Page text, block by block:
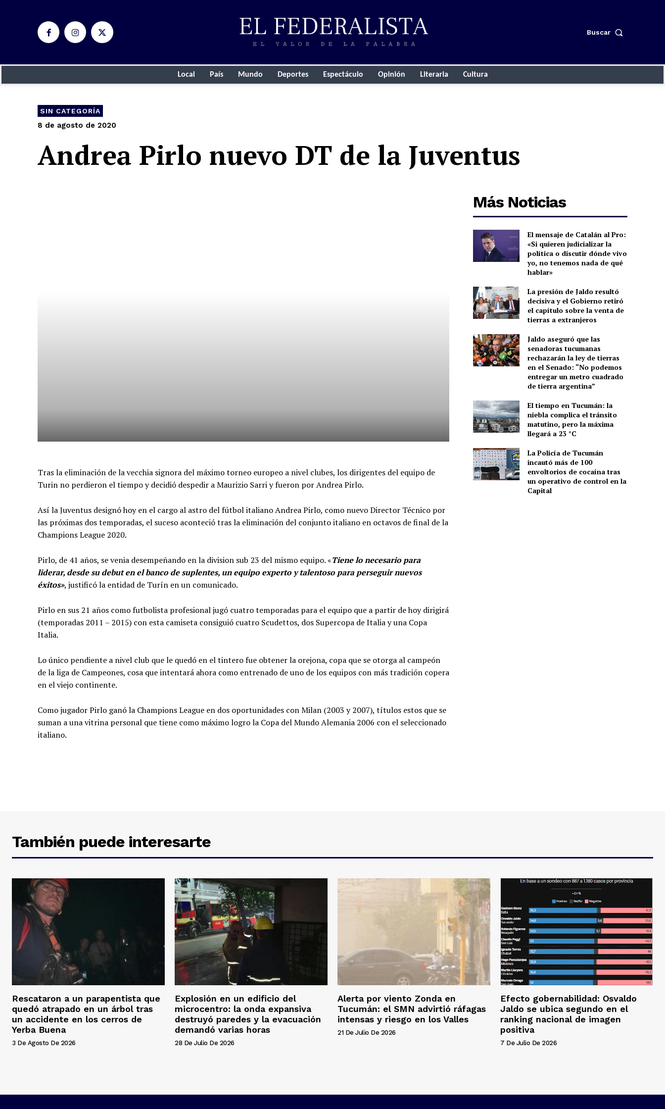
Buscar
Local País Mundo Deportes Espectáculo Opinión Literaria Cultura
SIN CATEGORÍA
8 de agosto de 2020
Andrea Pirlo nuevo DT de la Juventus
Tras la eliminación de la vecchia signora del máximo torneo europeo a nivel clubes, los dirigentes del equipo de
Turin no perdieron el tiempo y decidió despedir a Maurizio Sarri y fueron por Andrea Pirlo.
Así la Juventus designó hoy en el cargo al astro del fútbol italiano Andrea Pirlo, como nuevo Director Técnico por
las próximas dos temporadas, el suceso aconteció tras la eliminación del conjunto italiano en octavos de final de la
Champions League 2020.
Pirlo, de 41 años, se venia desempeñando en la division sub 23 del mismo equipo. «Tiene lo necesario para
liderar, desde su debut en el banco de suplentes, un equipo experto y talentoso para perseguir nuevos
éxitos», justificó la entidad de Turín en un comunicado.
Pirlo en sus 21 años como futbolista profesional jugó cuatro temporadas para el equipo que a partir de hoy dirigirá
(temporadas 2011 – 2015) con esta camiseta consiguió cuatro Scudettos, dos Supercopa de Italia y una Copa
Italia.
Lo único pendiente a nivel club que le quedó en el tintero fue obtener la orejona, copa que se otorga al campeón
de la liga de Campeones, cosa que intentará ahora como entrenado de uno de los equipos con más tradición copera
en el viejo continente.
Como jugador Pirlo ganó la Champions League en dos oportunidades con Milan (2003 y 2007), títulos estos que se
suman a una vitrina personal que tiene como máximo logro la Copa del Mundo Alemania 2006 con el seleccionado
italiano.
Más Noticias
El mensaje de Catalán al Pro:
«Si quieren judicializar la
política o discutir dónde vivo
yo, no tenemos nada de qué
hablar»
La presión de Jaldo resultó
decisiva y el Gobierno retiró
el capítulo sobre la venta de
tierras a extranjeros
Jaldo aseguró que las
senadoras tucumanas
rechazarán la ley de tierras
en el Senado: “No podemos
entregar un metro cuadrado
de tierra argentina”
El tiempo en Tucumán: la
niebla complica el tránsito
matutino, pero la máxima
llegará a 23 °C
La Policía de Tucumán
incautó más de 100
envoltorios de cocaína tras
un operativo de control en la
Capital
También puede interesarte
Rescataron a un parapentista que
quedó atrapado en un árbol tras
un accidente en los cerros de
Yerba Buena
3 De Agosto De 2026
Explosión en un edificio del
microcentro: la onda expansiva
destruyó paredes y la evacuación
demandó varias horas
28 De Julio De 2026
Alerta por viento Zonda en
Tucumán: el SMN advirtió ráfagas
intensas y riesgo en los Valles
21 De Julio De 2026
Efecto gobernabilidad: Osvaldo
Jaldo se ubica segundo en el
ranking nacional de imagen
positiva
7 De Julio De 2026